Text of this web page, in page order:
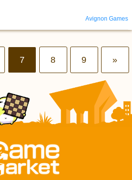
Avignon Games
7 8 9 »